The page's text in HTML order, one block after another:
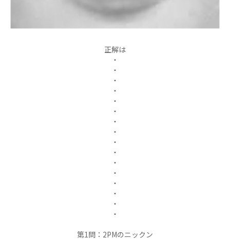
正解は
・
・
・
・
・
・
・
・
・
・
・
・
・
・
・
・
第1問：2PMのニックン